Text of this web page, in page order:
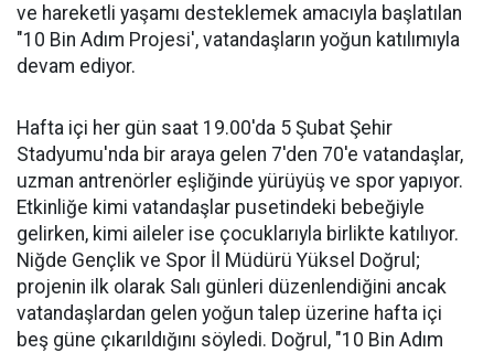
ve hareketli yaşamı desteklemek amacıyla başlatılan
"10 Bin Adım Projesi', vatandaşların yoğun katılımıyla
devam ediyor.
Hafta içi her gün saat 19.00'da 5 Şubat Şehir
Stadyumu'nda bir araya gelen 7'den 70'e vatandaşlar,
uzman antrenörler eşliğinde yürüyüş ve spor yapıyor.
Etkinliğe kimi vatandaşlar pusetindeki bebeğiyle
gelirken, kimi aileler ise çocuklarıyla birlikte katılıyor.
Niğde Gençlik ve Spor İl Müdürü Yüksel Doğrul;
projenin ilk olarak Salı günleri düzenlendiğini ancak
vatandaşlardan gelen yoğun talep üzerine hafta içi
beş güne çıkarıldığını söyledi. Doğrul, "10 Bin Adım